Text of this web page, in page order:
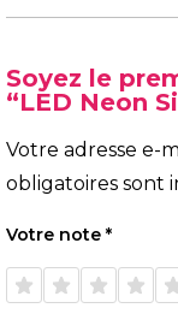
Soyez le
“LED Neon
Votre adresse e-
obligatoires sont
Votre note *
1 étoile
sur 5
2 étoiles
sur 5
3 étoiles
sur 5
4
sur 5
5